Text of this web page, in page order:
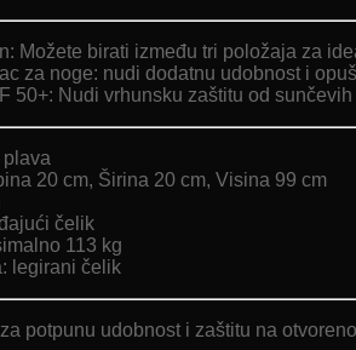
Možete birati između tri položaja za
za noge: nudi dodatnu udobnost i
50+: Nudi vrhunsku zaštitu od
plava
20 cm, Širina 20 cm, Visina 99 cm
čelik
113 kg
legirani čelik
potpunu udobnost i zaštitu na